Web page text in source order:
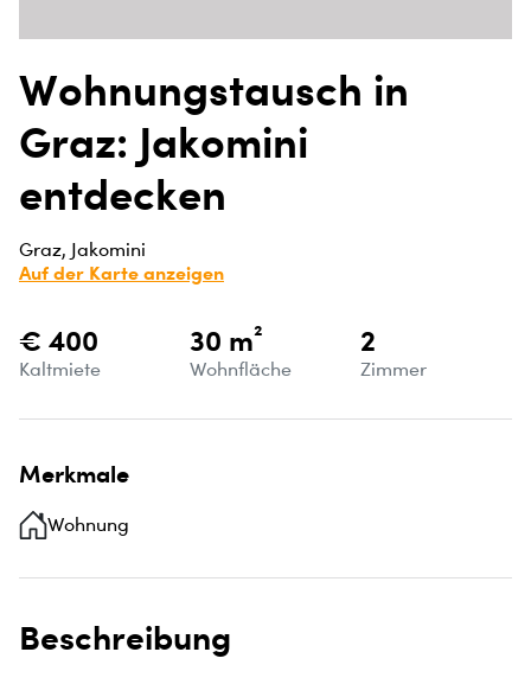
Wohnungstausch in
Graz: Jakomini
entdecken
Graz, Jakomini
Auf der Karte anzeigen
€ 400
Kaltmiete
30 m²
Wohnfläche
2
Zimmer
Merkmale
Wohnung
Beschreibung